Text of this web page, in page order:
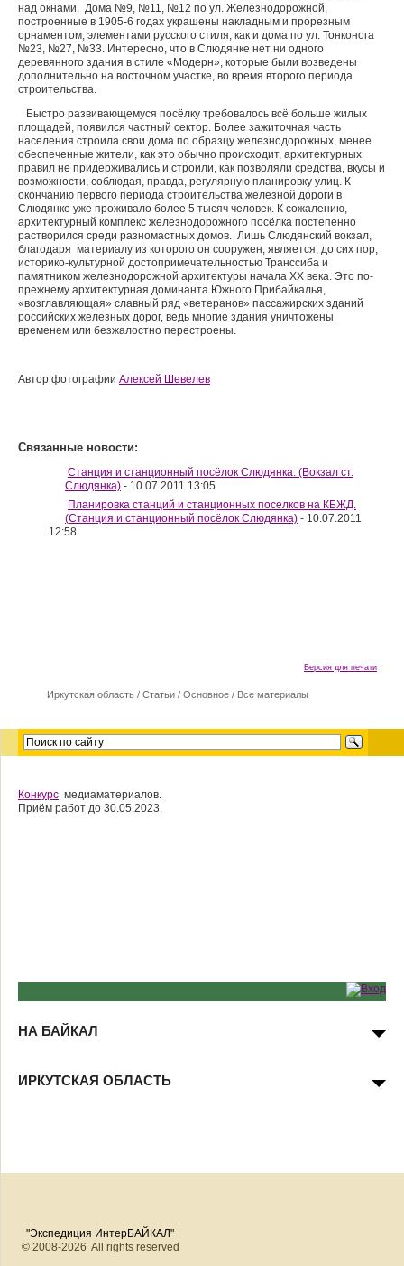
над окнами. Дома №9, №11, №12 по ул. Железнодорожной,
построенные в 1905-6 годах украшены накладным и прорезным
орнаментом, элементами русского стиля, как и дома по ул. Тонконога
№23, №27, №33. Интересно, что в Слюдянке нет ни одного
деревянного здания в стиле «Модерн», которые были возведены
дополнительно на восточном участке, во время второго периода
строительства.
Быстро развивающемуся посёлку требовалось всё больше жилых
площадей, появился частный сектор. Более зажиточная часть
населения строила свои дома по образцу железнодорожных, менее
обеспеченные жители, как это обычно происходит, архитектурных
правил не придерживались и строили, как позволяли средства, вкусы и
возможности, соблюдая, правда, регулярную планировку улиц. К
окончанию первого периода строительства железной дороги в
Слюдянке уже проживало более 5 тысяч человек. К сожалению,
архитектурный комплекс железнодорожного посёлка постепенно
растворился среди разномастных домов. Лишь Слюдянский вокзал,
благодаря материалу из которого он сооружен, является, до сих пор,
историко-культурной достопримечательностью Транссиба и
памятником железнодорожной архитектуры начала XX века. Это по-
прежнему архитектурная доминанта Южного Прибайкалья,
«возглавляющая» славный ряд «ветеранов» пассажирских зданий
российских железных дорог, ведь многие здания уничтожены
временем или безжалостно перестроены.
Автор фотографии Алексей Шевелев
Связанные новости:
Станция и станционный посёлок Слюдянка. (Вокзал ст.
Слюдянка) - 10.07.2011 13:05
Планировка станций и станционных поселков на КБЖД.
(Станция и станционный посёлок Слюдянка) - 10.07.2011
12:58
Версия для печати
Иркутская область / Cтатьи / Основное / Все материалы
Конкурс медиаматериалов.
Приём работ до 30.05.2023.
НА БАЙКАЛ
ИРКУТСКАЯ ОБЛАСТЬ
"Экспедиция ИнтерБАЙКАЛ"
© 2008-2026 All rights reserved